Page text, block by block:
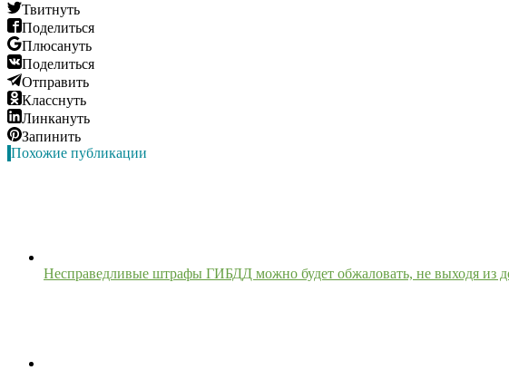
Твитнуть
Поделиться
Плюсануть
Поделиться
Отправить
Класснуть
Линкануть
Запинить
Похожие публикации
Несправедливые штрафы ГИБДД можно будет обжаловать, не выходя из